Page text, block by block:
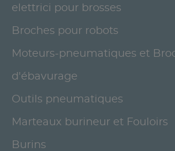
elettrici pour brosses
Broches pour robots
Moteurs-pneumatiques et
d'ébavurage
Outils pneumatiques
Marteaux burineur et Fouloirs
Burins